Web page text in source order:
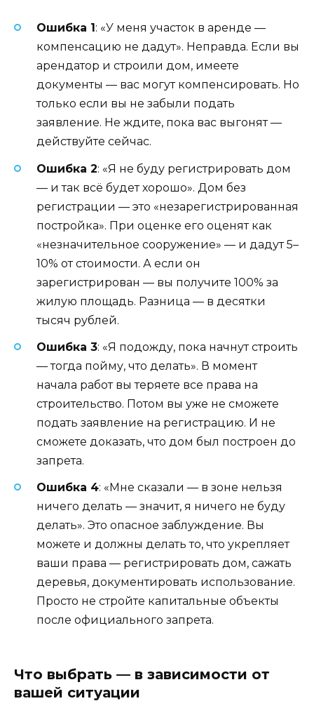
Ошибка 1 : «У меня участок в аренде —
компенсацию не дадут». Неправда. Если вы
арендатор и строили дом, имеете
документы — вас могут компенсировать. Но
только если вы не забыли подать
заявление. Не ждите, пока вас выгонят —
действуйте сейчас.
Ошибка 2: «Я не буду регистрировать дом
— и так всё будет хорошо». Дом без
регистрации — это «незарегистрированная
постройка». При оценке его оценят как
«незначительное сооружение» — и дадут 5–
10% от стоимости. А если он
зарегистрирован — вы получите 100% за
жилую площадь. Разница — в десятки
тысяч рублей.
Ошибка 3: «Я подожду, пока начнут строить
— тогда пойму, что делать». В момент
начала работ вы теряете все права на
строительство. Потом вы уже не сможете
подать заявление на регистрацию. И не
сможете доказать, что дом был построен до
запрета.
Ошибка 4: «Мне сказали — в зоне нельзя
ничего делать — значит, я ничего не буду
делать». Это опасное заблуждение. Вы
можете и должны делать то, что укрепляет
ваши права — регистрировать дом, сажать
деревья, документировать использование.
Просто не стройте капитальные объекты
после официального запрета.
Что выбрать — в зависимости от
вашей ситуации